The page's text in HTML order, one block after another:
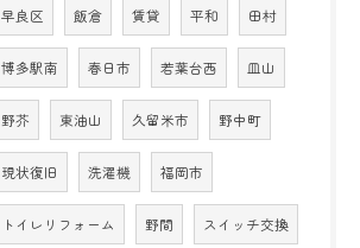
早良区 飯倉 賃貸 平和 田村
博多駅南 春日市 若葉台西 皿山
野芥 東油山 久留米市 野中町
現状復旧 洗濯機 福岡市
トイレリフォーム 野間 スイッチ交換